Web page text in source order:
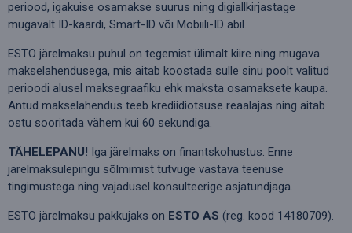
periood, igakuise osamakse suurus ning digiallkirjastage
mugavalt ID-kaardi, Smart-ID või Mobiili-ID abil.
ESTO järelmaksu puhul on tegemist ülimalt kiire ning mugava
makselahendusega, mis aitab koostada sulle sinu poolt valitud
perioodi alusel maksegraafiku ehk maksta osamaksete kaupa.
Antud makselahendus teeb krediidiotsuse reaalajas ning aitab
ostu sooritada vähem kui 60 sekundiga.
TÄHELEPANU! Iga järelmaks on finantskohustus. Enne
järelmaksulepingu sõlmimist tutvuge vastava teenuse
tingimustega ning vajadusel konsulteerige asjatundjaga.
ESTO järelmaksu pakkujaks on ESTO AS (reg. kood 14180709).